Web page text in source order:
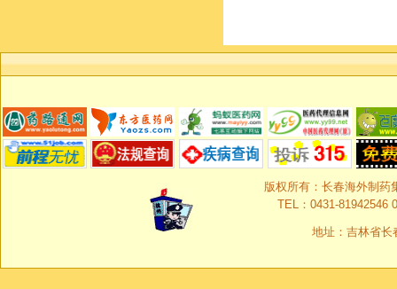
版权所有：长春海外制药
TEL：0431-81942546
地址：吉林省长